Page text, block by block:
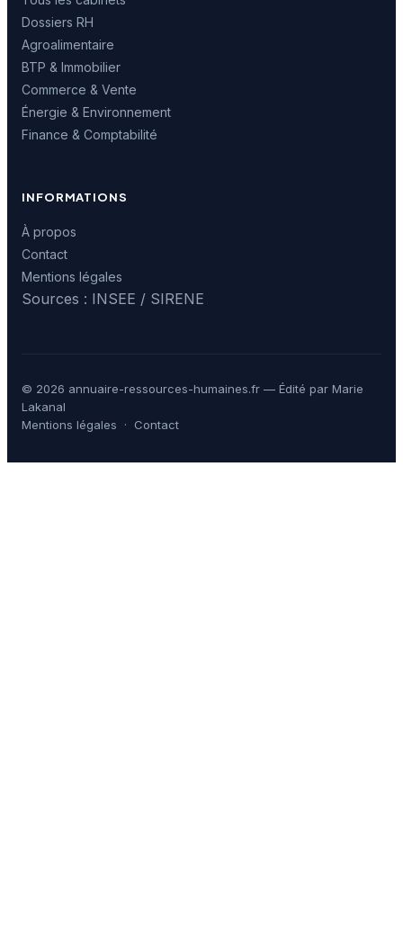
Dossiers RH
Agroalimentaire
BTP & Immobilier
Commerce & Vente
Énergie & Environnement
Finance & Comptabilité
INFORMATIONS
À propos
Contact
Mentions légales
Sources : INSEE / SIRENE
© 2026 annuaire-ressources-humaines.fr — Édité par Marie
Lakanal
Mentions légales · Contact